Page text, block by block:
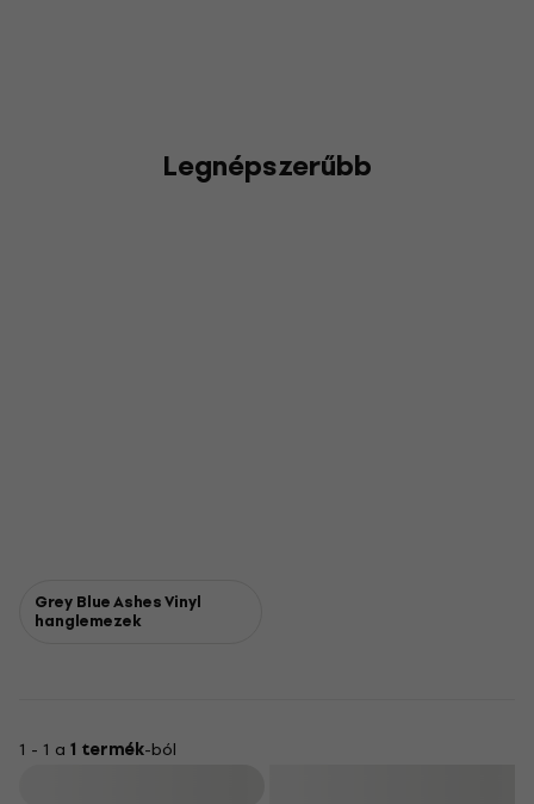
Legnépszerűbb
Grey Blue Ashes Vinyl
hanglemezek
1 - 1 a 1 termék-ból